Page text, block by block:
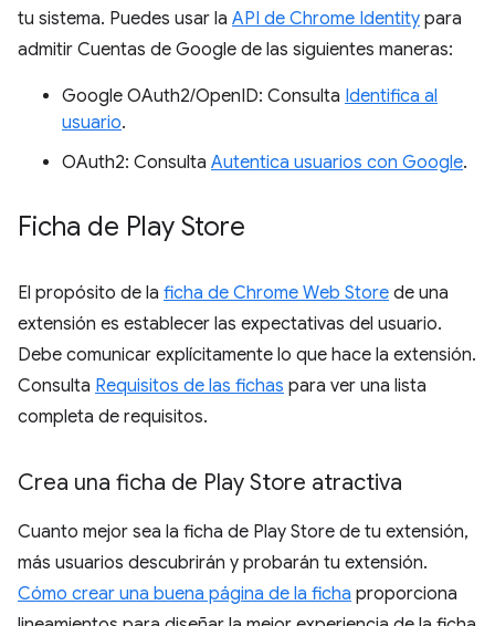
tu sistema. Puedes usar la API de Chrome Identity para
admitir Cuentas de Google de las siguientes maneras:
Google OAuth2/OpenID: Consulta Identifica al
usuario.
OAuth2: Consulta Autentica usuarios con Google.
Ficha de Play Store
El propósito de la ficha de Chrome Web Store de una
extensión es establecer las expectativas del usuario.
Debe comunicar explícitamente lo que hace la extensión.
Consulta Requisitos de las fichas para ver una lista
completa de requisitos.
Crea una ficha de Play Store atractiva
Cuanto mejor sea la ficha de Play Store de tu extensión,
más usuarios descubrirán y probarán tu extensión.
Cómo crear una buena página de la ficha proporciona